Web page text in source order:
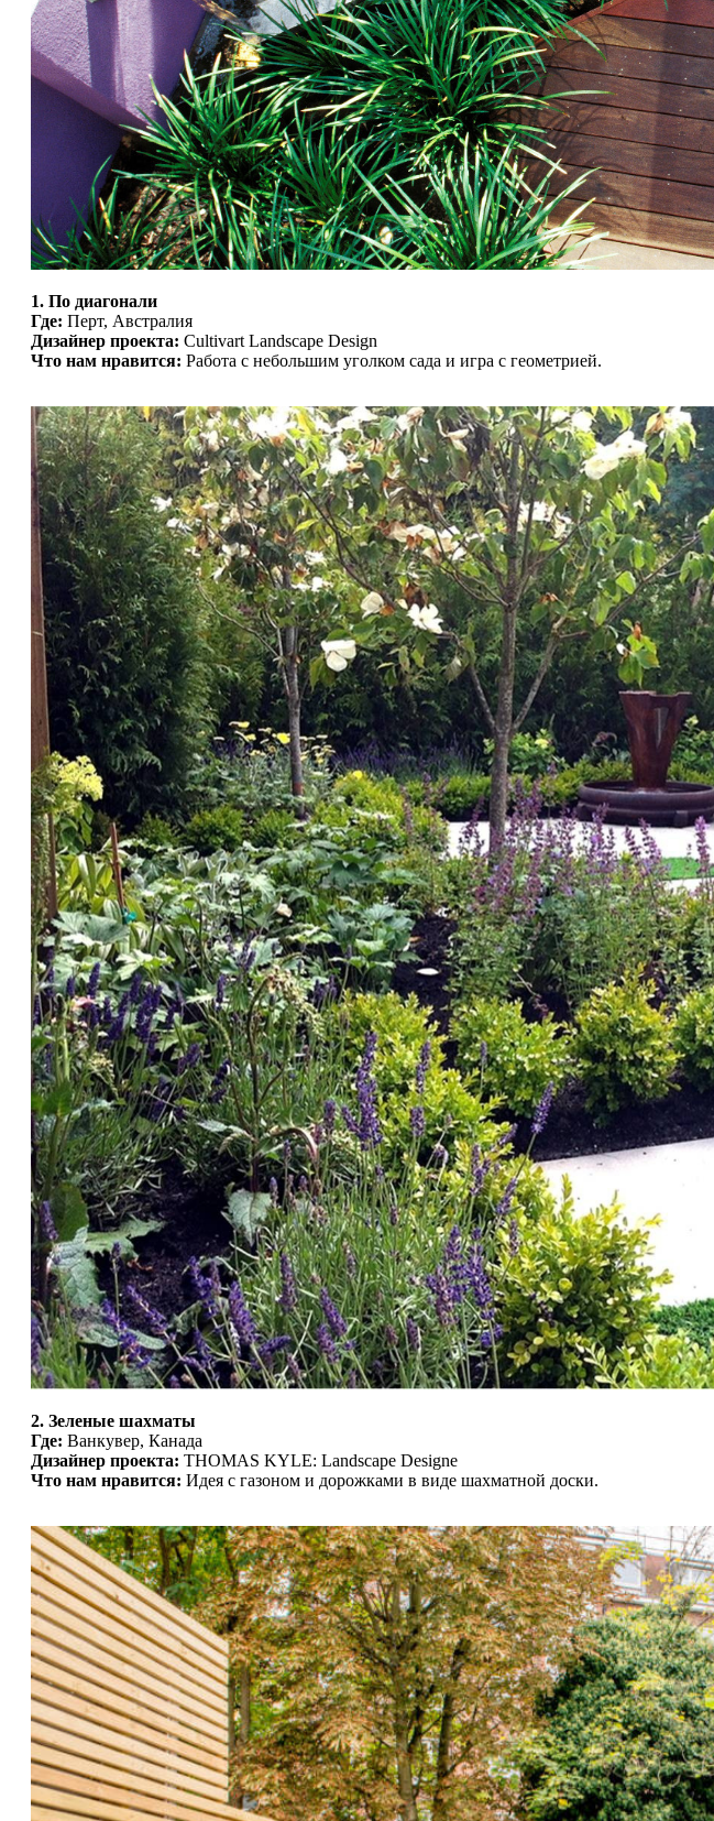
1. По диагонали
Где: Перт, Австралия
Дизайнер проекта: Cultivart Landscape Design
Что нам нравится: Работа с небольшим уголком сада и игра с геометрией.
2. Зеленые шахматы
Где: Ванкувер, Канада
Дизайнер проекта: THOMAS KYLE: Landscape Designe
Что нам нравится: Идея с газоном и дорожками в виде шахматной доски.